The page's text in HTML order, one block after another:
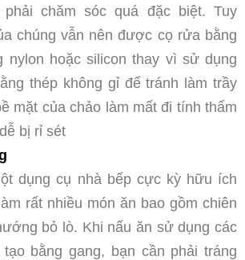
phải chăm sóc quá đặc biệt. Tuy
chúng vẫn nên được cọ rửa bằng
nylon hoặc silicon thay vì sử dụng
thép không gỉ để tránh làm trầy
mặt của chảo làm mất đi tính thẩm
bị rỉ sét
dụng cụ nhà bếp cực kỳ hữu ích
rất nhiều món ăn bao gồm chiên
bỏ lò. Khi nấu ăn sử dụng các
bằng gang, bạn cần phải tráng